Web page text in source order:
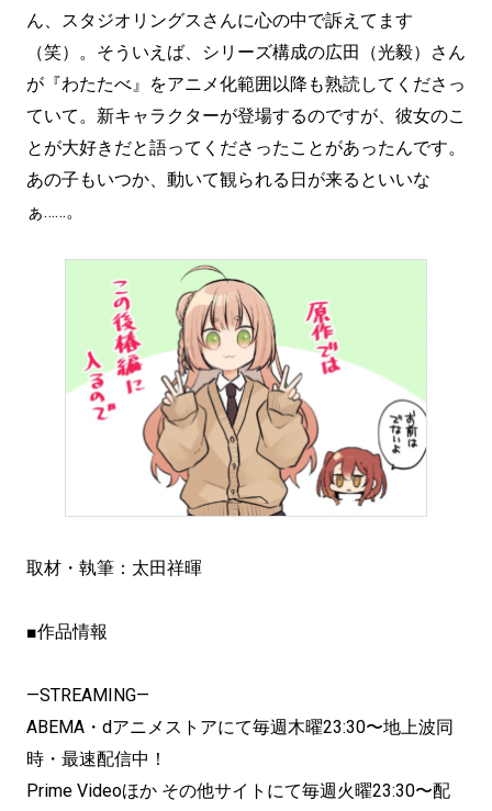
ん、スタジオリングスさんに心の中で訴えてます
（笑）。そういえば、シリーズ構成の広田（光毅）さん
が『わたたべ』をアニメ化範囲以降も熟読してくださっ
ていて。新キャラクターが登場するのですが、彼女のこ
とが大好きだと語ってくださったことがあったんです。
あの子もいつか、動いて観られる日が来るといいな
ぁ……。
取材・執筆：太田祥暉
■作品情報
—STREAMING—
ABEMA・dアニメストアにて毎週木曜23:30〜地上波同
時・最速配信中！
Prime Videoほか その他サイトにて毎週火曜23:30〜配